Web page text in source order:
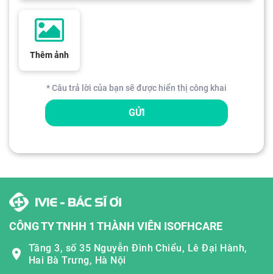
Thêm ảnh
* Câu trả lời của bạn sẽ được hiển thị công khai
GỬI
CÔNG TY TNHH 1 THÀNH VIÊN ISOFHCARE
Tầng 3, số 35 Nguyễn Đình Chiểu, Lê Đại Hành,
Hai Bà Trưng, Hà Nội